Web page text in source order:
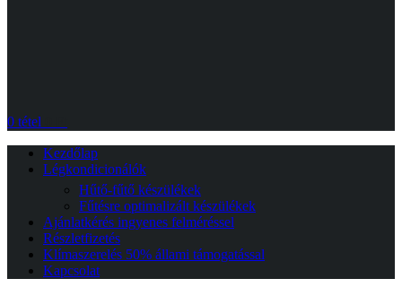
0 tétel
Kezdőlap
Légkondicionálók
Hűtő-fűtő készülékek
Fűtésre optimalizált készülékek
Ajánlatkérés ingyenes felméréssel
Részletfizetés
Klímaszerelés 50% állami támogatással
Kapcsolat